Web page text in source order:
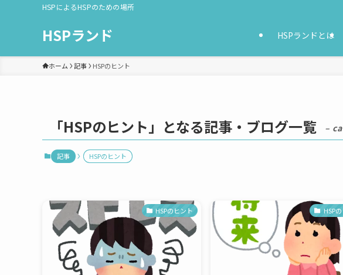
HSPによるHSPのための場所
HSPランド HSPランドとは
ホーム 記事 HSPのヒント
「HSPのヒント」となる記事・ブログ一覧 –
記事 HSPのヒント
HSPのヒント HSP